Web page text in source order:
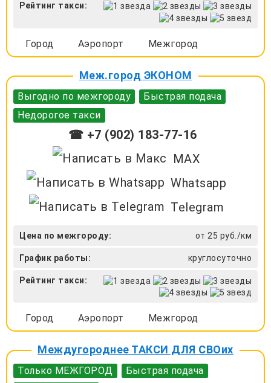
Рейтинг такси:
Город Аэропорт Межгород
Меж.город ЭКОНОМ
Выгодно по межгороду
Быстрая подача
Недорогое такси
☎ +7 (902) 183-77-16
MAX
Whatsapp
Telegram
Цена по межгороду: от 25 руб./км
График работы: круглосуточно
Рейтинг такси:
Город Аэропорт Межгород
Междугороднее ТАКСИ ДЛЯ СВОих
Только МЕЖГОРОД
Быстрая подача